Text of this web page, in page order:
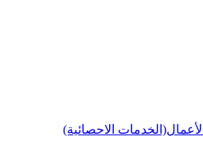
الاحصائية)